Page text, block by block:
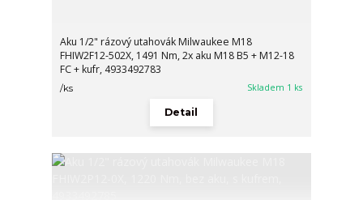
Aku 1/2" rázový utahovák Milwaukee M18
FHIW2F12-502X, 1491 Nm, 2x aku M18 B5 + M12-18
FC + kufr, 4933492783
/ks Skladem 1 ks
Detail